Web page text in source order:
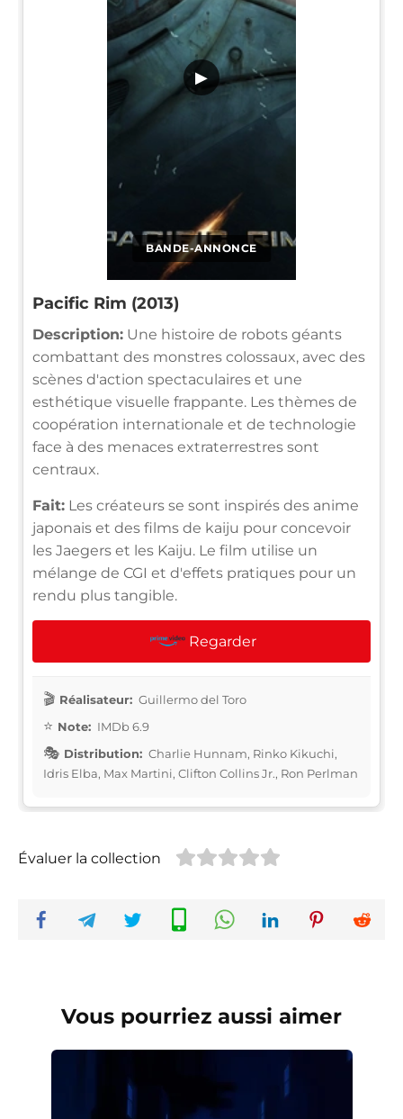
BANDE-ANNONCE
▶
Pacific Rim (2013)
Description: Une histoire de robots géants
combattant des monstres colossaux, avec des
scènes d'action spectaculaires et une
esthétique visuelle frappante. Les thèmes de
coopération internationale et de technologie
face à des menaces extraterrestres sont
centraux.
Fait: Les créateurs se sont inspirés des anime
japonais et des films de kaiju pour concevoir
les Jaegers et les Kaiju. Le film utilise un
mélange de CGI et d'effets pratiques pour un
rendu plus tangible.
Regarder
Réalisateur: Guillermo del Toro
Note: IMDb 6.9
Distribution: Charlie Hunnam, Rinko Kikuchi,
Idris Elba, Max Martini, Clifton Collins Jr., Ron Perlman
Évaluer la collection
Vous pourriez aussi aimer